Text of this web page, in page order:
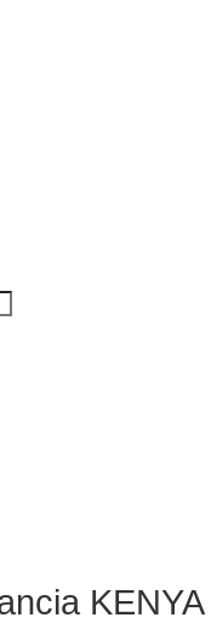
KENYA